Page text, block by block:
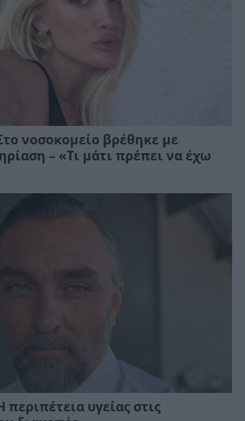
νοσοκομείο βρέθηκε με
– «Τι μάτι πρέπει να έχω
περιπέτεια υγείας στις